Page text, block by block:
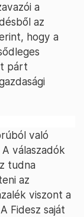
a
az
hogy a
párt
való
válaszadók
tudna
az
viszont a
Fidesz saját